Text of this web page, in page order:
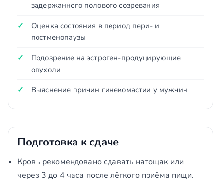
задержанного полового созревания
Оценка состояния в период пери- и
постменопаузы
Подозрение на эстроген-продуцирующие
опухоли
Выяснение причин гинекомастии у мужчин
Подготовка к сдаче
Кровь рекомендовано сдавать натощак или
через 3 до 4 часа после лёгкого приёма пищи.